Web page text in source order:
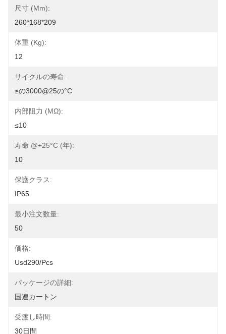
尺寸 (mm):
260*168*209
体重 (kg):
12
サイクルの寿命:
≥の3000@25の°C
内部阻力 (mΩ):
≤10
寿命 @+25°C (年):
10
保護クラス:
IP65
最小注文数量:
50
価格:
Usd290/pcs
パッケージの詳細:
国連カートン
受渡し時間:
30日間